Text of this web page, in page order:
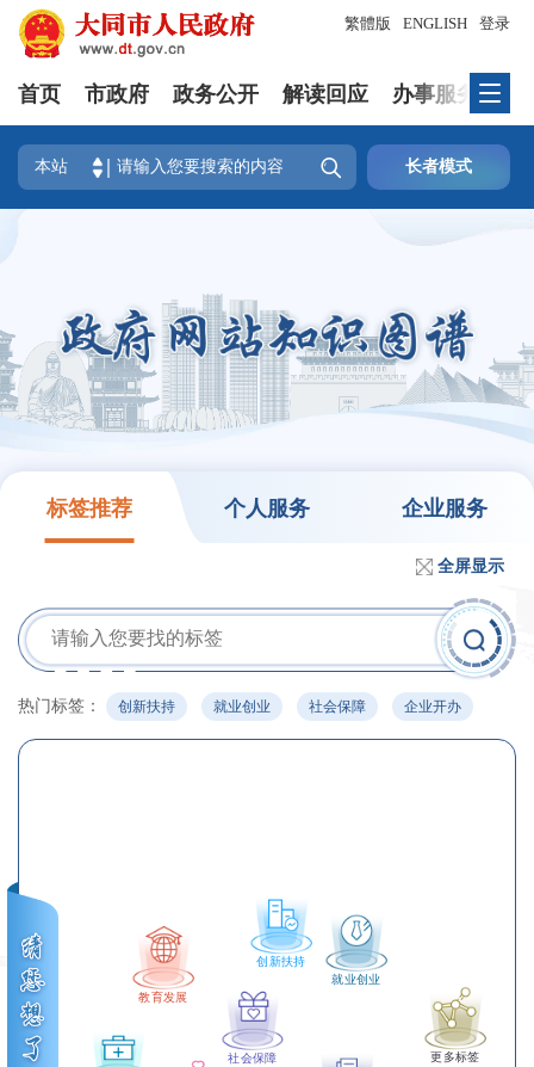
登录
繁體版 ENGLISH
首页 市政府 政务公开 解读回应 办事服务
本站  长者模式
标签推荐 个人服务 企业服务
全屏显示
热门标签： 创新扶持 就业创业 社会保障 企业开办
社会保障
教育发展
就业创业
创新扶持
更多标签